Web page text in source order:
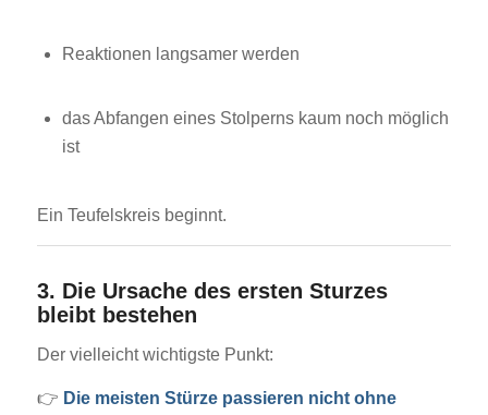
Reaktionen langsamer werden
das Abfangen eines Stolperns kaum noch möglich
ist
Ein Teufelskreis beginnt.
3. Die Ursache des ersten Sturzes
bleibt bestehen
Der vielleicht wichtigste Punkt:
👉 Die meisten Stürze passieren nicht ohne